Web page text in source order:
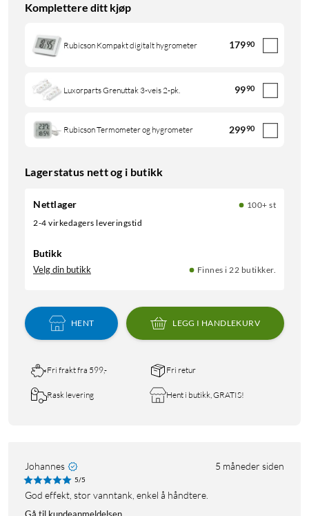
Komplettere ditt kjøp
Rubicson Kompakt digitalt hygrometer 17990
Luxorparts Grenuttak 3-veis 2-pk. 9990
Rubicson Termometer og hygrometer 29990
Lagerstatus nett og i butikk
Nettlager
100+ st
2-4 virkedagers leveringstid
Butikk
Velg din butikk Finnes i 22 butikker.
HENT LEGG I HANDLEKURV
Fri frakt fra 599,- Fri retur
Rask levering Hent i butikk, GRATIS!
Johannes 5 måneder siden
5/5
God effekt, stor vanntank, enkel å håndtere.